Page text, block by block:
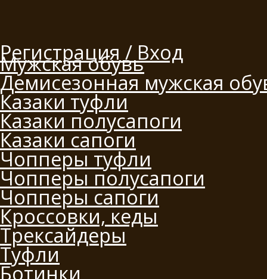
Регистрация / Вход
Мужская обувь
Демисезонная мужская
Казаки туфли
Казаки полусапоги
Казаки сапоги
Чопперы туфли
Чопперы полусапоги
Чопперы сапоги
Кроссовки, кеды
Трексайдеры
Туфли
Ботинки